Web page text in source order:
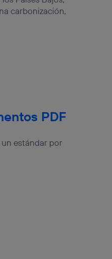
carbonización,
PDF
estándar por